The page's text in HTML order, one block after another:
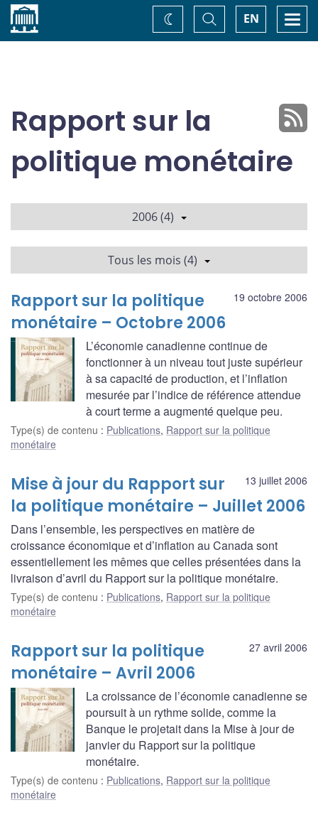
Accueil EN
Basculer
la
recherche
Changez
de
Rapport sur la
politique monétaire
2006 (4)
Tous les mois (4)
19 octobre 2006
Rapport sur la politique
monétaire – Octobre 2006
L’économie canadienne continue de
fonctionner à un niveau tout juste supérieur
à sa capacité de production, et l’inflation
mesurée par l’indice de référence attendue
à court terme a augmenté quelque peu.
Type(s) de contenu : Publications, Rapport sur la politique
monétaire
13 juillet 2006
Mise à jour du Rapport sur
la politique monétaire – Juillet 2006
Dans l’ensemble, les perspectives en matière de
croissance économique et d’inflation au Canada sont
essentiellement les mêmes que celles présentées dans la
livraison d’avril du Rapport sur la politique monétaire.
Type(s) de contenu : Publications, Rapport sur la politique
monétaire
27 avril 2006
Rapport sur la politique
monétaire – Avril 2006
La croissance de l’économie canadienne se
poursuit à un rythme solide, comme la
Banque le projetait dans la Mise à jour de
janvier du Rapport sur la politique
monétaire.
Type(s) de contenu : Publications, Rapport sur la politique
monétaire